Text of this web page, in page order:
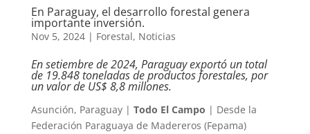
En Paraguay, el desarrollo forestal genera
importante inversión.
Nov 5, 2024| Forestal, Noticias
En setiembre de 2024, Paraguay exportó un total
de 19.848 toneladas de productos forestales, por
un valor de US$ 8,8 millones.
Asunción, Paraguay | Todo El Campo | Desde la
Federación Paraguaya de Madereros (Fepama)